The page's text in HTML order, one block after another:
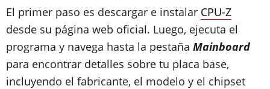
El primer paso es descargar e instalar CPU-Z
desde su página web oficial. Luego, ejecuta el
programa y navega hasta la pestaña Mainboard
para encontrar detalles sobre tu placa base,
incluyendo el fabricante, el modelo y el chipset